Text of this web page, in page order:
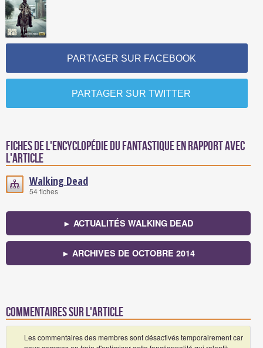
PARTAGER SUR FACEBOOK
PARTAGER SUR TWITTER
Fiches de l'encyclopédie du fantastique en rapport avec
l'article
Walking Dead
54 fiches
► ACTUALITÉS WALKING DEAD
► ARCHIVES DE OCTOBRE 2014
Commentaires sur l'article
Les commentaires des membres sont désactivés temporairement car